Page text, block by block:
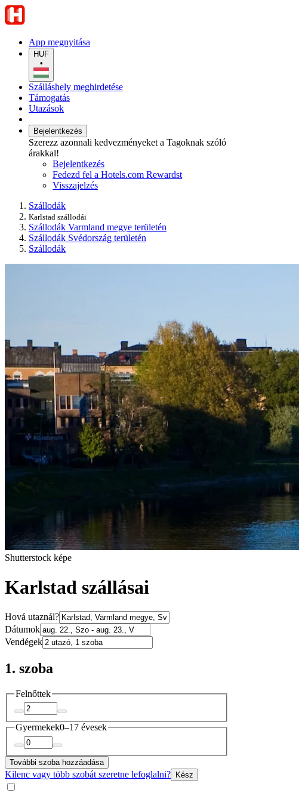
App megnyitása
HUF
•
Szálláshely meghirdetése
Támogatás
Utazások
Bejelentkezés
Szerezz azonnali kedvezményeket a Tagoknak szóló
árakkal!
Bejelentkezés
Fedezd fel a Hotels.com Rewardst
Visszajelzés
Szállodák
Karlstad szállodái
Szállodák Varmland megye területén
Szállodák Svédország területén
Szállodák
Shutterstock képe
Karlstad szállásai
Hová utaznál?
Dátumok
Vendégek
1. szoba
Felnőttek
Gyermekek0–17 évesek
További szoba hozzáadása
Kilenc vagy több szobát szeretne lefoglalni? Kész